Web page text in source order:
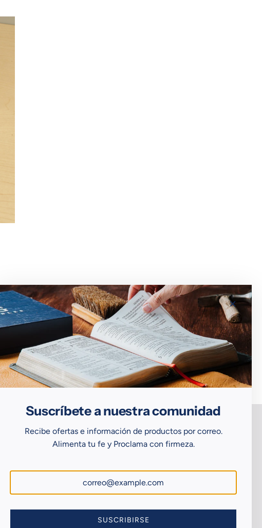
TG NOTEBOOK HERALDOS ACCESORIOS
Newsletter
Suscríbete para recibir nuestras ofertas y
Suscríbete a nuestra comunidad
Recibe ofertas e información de productos por correo.
Alimenta tu fe y Proclama con firmeza.
SUSCRIBIRSE